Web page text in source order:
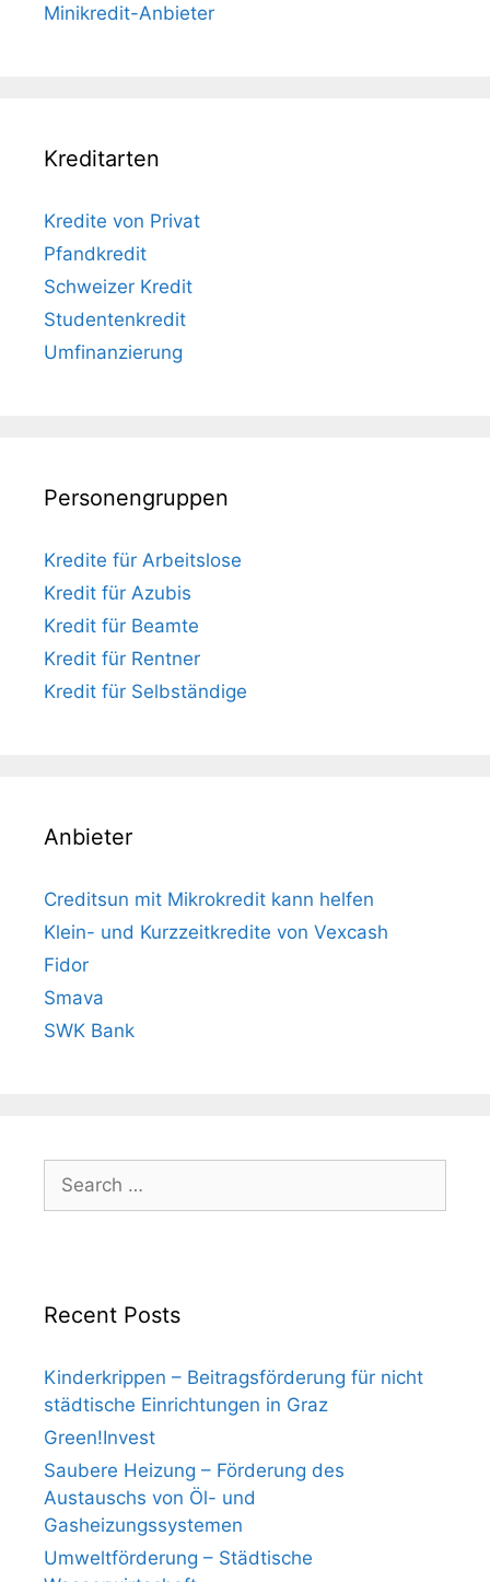
Minikredit-Anbieter
Kreditarten
Kredite von Privat
Pfandkredit
Schweizer Kredit
Studentenkredit
Umfinanzierung
Personengruppen
Kredite für Arbeitslose
Kredit für Azubis
Kredit für Beamte
Kredit für Rentner
Kredit für Selbständige
Anbieter
Creditsun mit Mikrokredit kann helfen
Klein- und Kurzzeitkredite von Vexcash
Fidor
Smava
SWK Bank
for:
Recent Posts
Kinderkrippen – Beitragsförderung für nicht
städtische Einrichtungen in Graz
Green!Invest
Saubere Heizung – Förderung des
Austauschs von Öl- und
Gasheizungssystemen
Umweltförderung – Städtische